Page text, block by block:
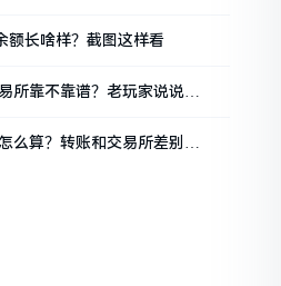
额长啥样？截图这样看
所靠不靠谱？老玩家说说心
么算？转账和交易所差别大